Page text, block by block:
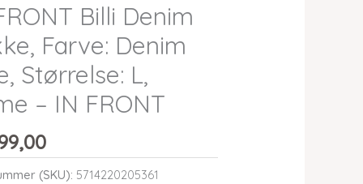
Billi Denim
Farve: Denim
Størrelse: L,
– IN FRONT
(SKU): 5714220205361